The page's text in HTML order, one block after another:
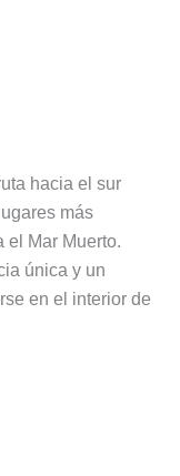
hacia el sur
más
el Mar Muerto.
única y un
en el interior de